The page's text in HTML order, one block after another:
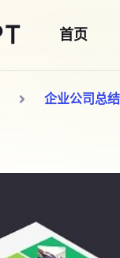
首页
企业公司总